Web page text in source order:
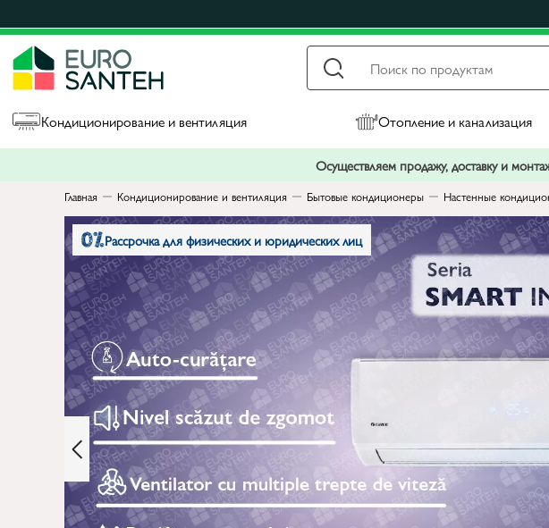
Кондиционирование и вентиляция Отопление и канализация
Осуществляем продажу, доставку и
Главная Кондиционирование и вентиляция Бытовые кондиционеры Настенные
Рассрочка для физических и юридических лиц